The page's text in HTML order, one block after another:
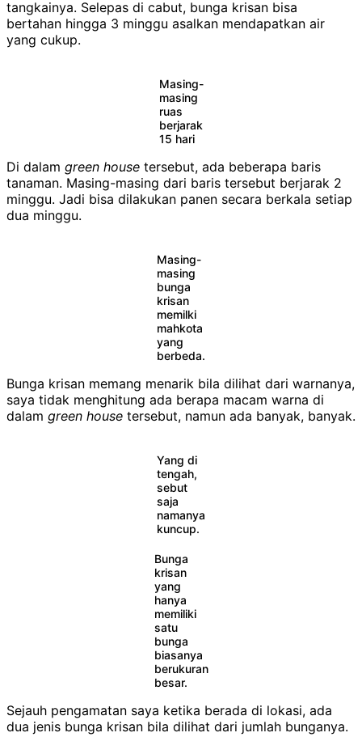
tangkainya. Selepas di cabut, bunga krisan bisa
bertahan hingga 3 minggu asalkan mendapatkan air
yang cukup.
Masing-
masing
ruas
berjarak
15 hari
Di dalam green house tersebut, ada beberapa baris
tanaman. Masing-masing dari baris tersebut berjarak 2
minggu. Jadi bisa dilakukan panen secara berkala setiap
dua minggu.
Masing-
masing
bunga
krisan
memilki
mahkota
yang
berbeda.
Bunga krisan memang menarik bila dilihat dari warnanya,
saya tidak menghitung ada berapa macam warna di
dalam green house tersebut, namun ada banyak, banyak.
Yang di
tengah,
sebut
saja
namanya
kuncup.
Bunga
krisan
yang
hanya
memiliki
satu
bunga
biasanya
berukuran
besar.
Sejauh pengamatan saya ketika berada di lokasi, ada
dua jenis bunga krisan bila dilihat dari jumlah bunganya.